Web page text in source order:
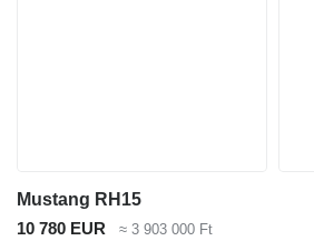
Mustang RH15
10 780 EUR
≈ 3 903 000 Ft